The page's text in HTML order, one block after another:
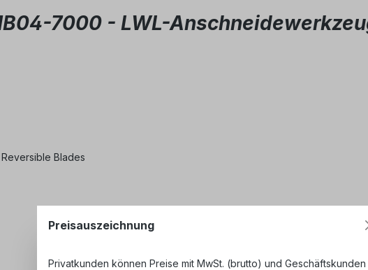
7000 - LWL-
Blades
Preisauszeichnung
Privatkunden können Preise mit MwSt. (brutto) und Geschäftskunden